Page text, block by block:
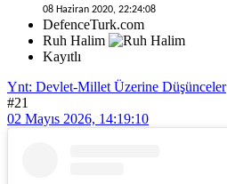
08 Haziran 2020, 22:24:08
DefenceTurk.com
Ruh Halim
Kayıtlı
Ynt: Devlet-Millet Üzerine Düşünceler
#21
02 Mayıs 2026, 14:19:10